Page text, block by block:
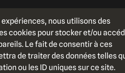
nous utilisons des
cookies pour stocker et/ou
Le fait de consentir à ces
de traiter des données telles
ou les ID uniques sur ce site.
Est,
418 543-2052